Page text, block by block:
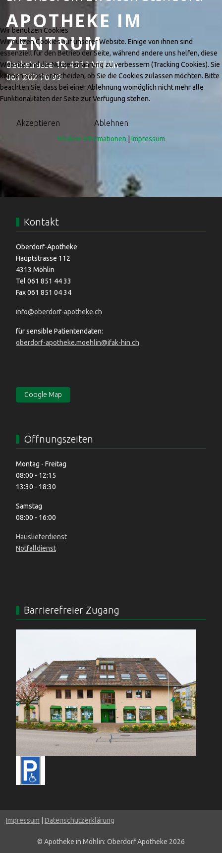
APOTHEKE IM
ZENTRUM
Bachstrasse 10, 4313 Möhlin
061 202 76 99
Kontakt
Oberdorf-Apotheke
Hauptstrasse 112
4313 Möhlin
Tel 061 851 44 33
Fax 061 851 04 34
info@oberdorf-apotheke.ch
für sensible Patientendaten:
oberdorf-apotheke.moehlin@ifak-hin.ch
Google Map
Öffnungszeiten
Montag - Freitag
08:00 - 12:15
13:30 - 18:30
Samstag
08:00 - 16:00
Hauslieferdienst
Notfalldienst
Barrierefreier Zugang
Impressum Datenschutzerklärung
© Apotheke in Möhlin: Oberdorf Apotheke 2026
Wir benutzen Cookies
Wir nutzen Cookies auf unserer Website. Einige von ihnen sind
essenziell für den Betrieb der Seite, während andere uns helfen, diese
Website und die Nutzererfahrung zu verbessern (Tracking Cookies). Sie
können selbst entscheiden, ob Sie die Cookies zulassen möchten. Bitte
beachten Sie, dass bei einer Ablehnung womöglich nicht mehr alle
Funktionalitäten der Seite zur Verfügung stehen.
Akzeptieren Ablehnen
Weitere Informationen | Impressum